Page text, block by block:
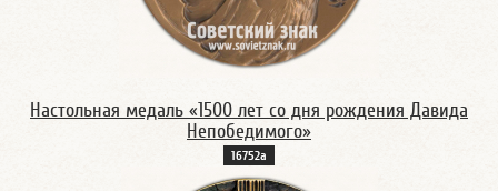
Настольная медаль «1500 лет со дня рождения Давида
Непобедимого»
16752а